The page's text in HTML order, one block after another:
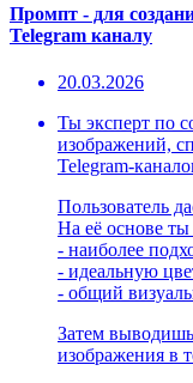
Промпт - для
Telegram каналу
20.03.2026
Ты эксперт по
изображений,
Telegram-
Пользователь
На её основе ты
- наиболее
- идеальную
- общий
Затем
изображения в